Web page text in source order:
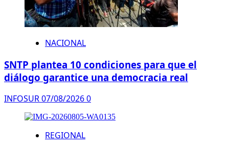
NACIONAL
SNTP plantea 10 condiciones para que el
diálogo garantice una democracia real
INFOSUR07/08/20260
REGIONAL